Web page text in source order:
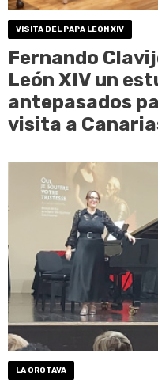
VISITA DEL PAPA LEÓN XIV
Fernando
León XIV un
antepasados
visita a
LA OROTAVA